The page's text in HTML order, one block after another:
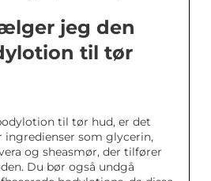
jeg den
til tør
til tør hud, er det
som glycerin,
og sheasmør, der tilfører
Du bør også undgå